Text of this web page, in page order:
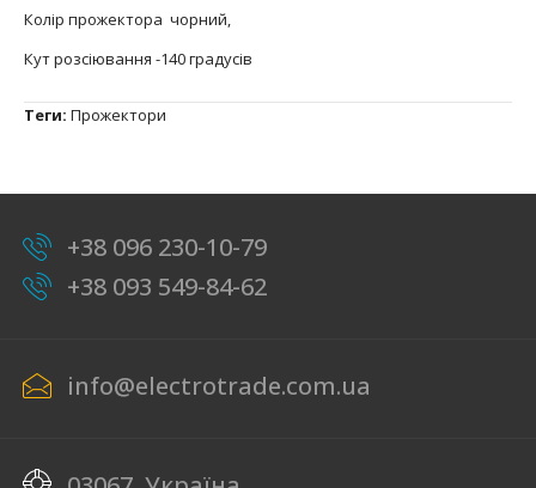
Колір прожектора чорний,
Кут розсіювання -140 градусів
Теги: Прожектори
+38 096 230-10-79
+38 093 549-84-62
info@electrotrade.com.ua